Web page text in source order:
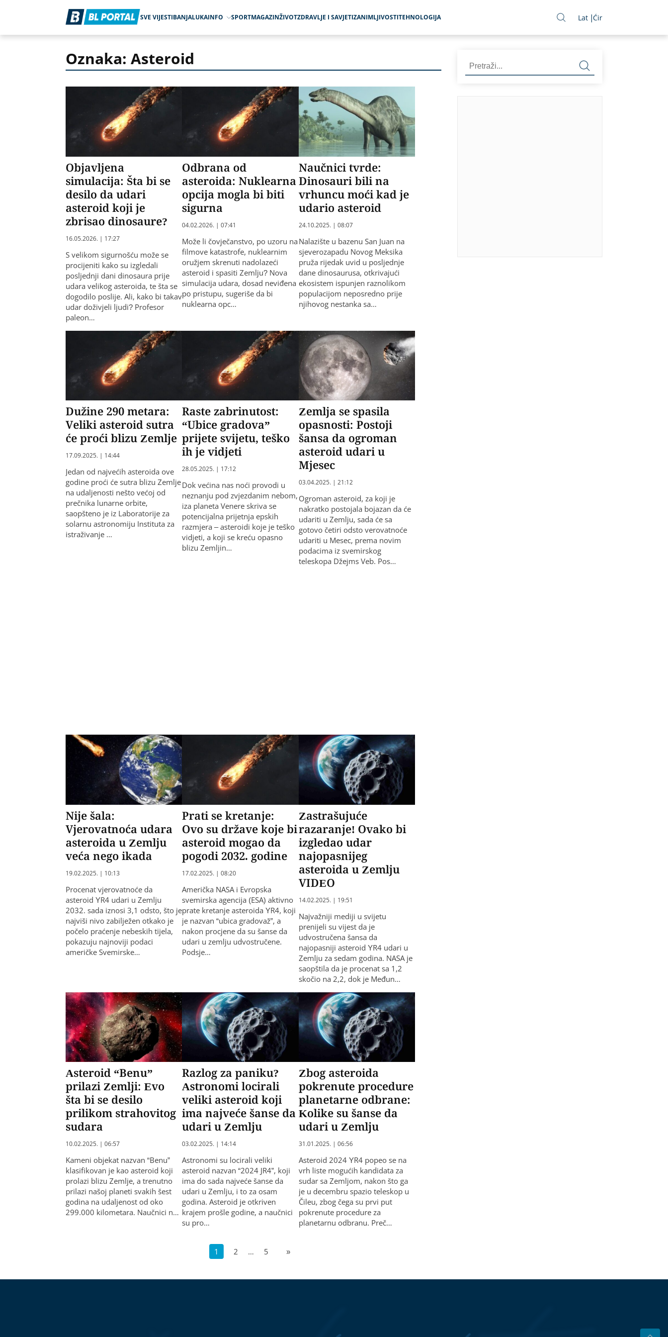
SVE VIJESTIBANJALUKAINFO SPORTMAGAZINŽIVOTZDRAVLJE I SAVJETIZANIMLJIVOSTITEHNOLOGIJA Lat Ćir
Oznaka: Asteroid
Objavljena
simulacija: Šta bi se
desilo da udari
asteroid koji je
zbrisao dinosaure?
16.05.2026. | 17:27
S velikom sigurnošću može se
procijeniti kako su izgledali
posljednji dani dinosaura prije
udara velikog asteroida, te šta se
dogodilo poslije. Ali, kako bi takav
udar doživjeli ljudi? Profesor
paleon…
Odbrana od
asteroida: Nuklearna
opcija mogla bi biti
sigurna
04.02.2026. | 07:41
​Može li čovječanstvo, po uzoru na
filmove katastrofe, nuklearnim
oružjem skrenuti nadolazeći
asteroid i spasiti Zemlju? Nova
simulacija udara, dosad neviđena
po pristupu, sugeriše da bi
nuklearna opc…
Naučnici tvrde:
Dinosauri bili na
vrhuncu moći kad je
udario asteroid
24.10.2025. | 08:07
Nalazište u bazenu San Juan na
sjeverozapadu Novog Meksika
pruža rijedak uvid u posljednje
dane dinosaurusa, otkrivajući
ekosistem ispunjen raznolikom
populacijom neposredno prije
njihovog nestanka sa…
Dužine 290 metara:
Veliki asteroid sutra
će proći blizu Zemlje
17.09.2025. | 14:44
Jedan od najvećih asteroida ove
godine proći će sutra blizu Zemlje
na udaljenosti nešto većoj od
prečnika lunarne orbite,
saopšteno je iz Laboratorije za
solarnu astronomiju Instituta za
istraživanje …
Raste zabrinutost:
“Ubice gradova”
prijete svijetu, teško
ih je vidjeti
28.05.2025. | 17:12
Dok većina nas noći provodi u
neznanju pod zvjezdanim nebom,
iza planeta Venere skriva se
potencijalna prijetnja epskih
razmjera – asteroidi koje je teško
vidjeti, a koji se kreću opasno
blizu Zemljin…
Zemlja se spasila
opasnosti: Postoji
šansa da ogroman
asteroid udari u
Mjesec
03.04.2025. | 21:12
Ogroman asteroid, za koji je
nakratko postojala bojazan da će
udariti u Zemlju, sada će sa
gotovo četiri odsto verovatnoće
udariti u Mesec, prema novim
podacima iz svemirskog
teleskopa Džejms Veb. Pos…
Nije šala:
Vjerovatnoća udara
asteroida u Zemlju
veća nego ikada
19.02.2025. | 10:13
Procenat vjerovatnoće da
asteroid YR4 udari u Zemlju
2032. sada iznosi 3,1 odsto, što je
najviši nivo zabilježen otkako je
počelo praćenje nebeskih tijela,
pokazuju najnoviji podaci
američke Svemirske…
Prati se kretanje:
Ovo su države koje bi
asteroid mogao da
pogodi 2032. godine
17.02.2025. | 08:20
Američka NASA i Evropska
svemirska agencija (ESA) aktivno
prate kretanje asteroida YR4, koji
je nazvan “ubica gradovaž”, a
nakon procjene da su šanse da
udari u zemlju udvostručene.
Podsje…
Zastrašujuće
razaranje! Ovako bi
izgledao udar
najopasnijeg
asteroida u Zemlju
VIDEO
14.02.2025. | 19:51
Najvažniji mediji u svijetu
prenijeli su vijest da je
udvostručena šansa da
najopasniji asteroid YR4 udari u
Zemlju za sedam godina. NASA je
saopštila da je procenat sa 1,2
skočio na 2,2, dok je Međun…
Asteroid “Benu”
prilazi Zemlji: Evo
šta bi se desilo
prilikom strahovitog
sudara
10.02.2025. | 06:57
Kameni objekat nazvan “Benu”
klasifikovan je kao asteroid koji
prolazi blizu Zemlje, a trenutno
prilazi našoj planeti svakih šest
godina na udaljenost od oko
299.000 kilometara. Naučnici n…
Razlog za paniku?
Astronomi locirali
veliki asteroid koji
ima najveće šanse da
udari u Zemlju
03.02.2025. | 14:14
Astronomi su locirali veliki
asteroid nazvan “2024 JR4”, koji
ima do sada najveće šanse da
udari u Zemlju, i to za osam
godina. Asteroid je otkriven
krajem prošle godine, a naučnici
su pro…
Zbog asteroida
pokrenute procedure
planetarne odbrane:
Kolike su šanse da
udari u Zemlju
31.01.2025. | 06:56
Asteroid 2024 YR4 popeo se na
vrh liste mogućih kandidata za
sudar sa Zemljom, nakon što ga
je u decembru spazio teleskop u
Čileu, zbog čega su prvi put
pokrenute procedure za
planetarnu odbranu. Preč…
1 2 … 5 »